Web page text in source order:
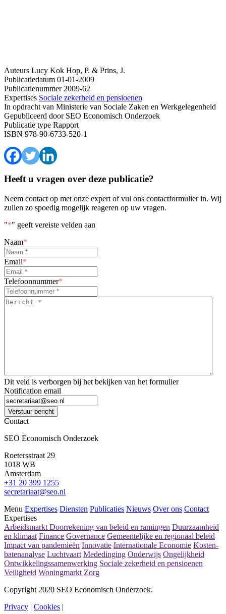
Auteurs Lucy Kok Hop, P. & Prins, J.
Publicatiedatum 01-01-2009
Publicatienummer2009-62
Expertises Sociale zekerheid en pensioenen
In opdracht van Ministerie van Sociale Zaken en Werkgelegenheid
Gepubliceerd doorSEO Economisch Onderzoek
Publicatie type Rapport
ISBN 978-90-6733-520-1
Heeft u vragen over deze publicatie?
Neem contact op met onze expert of vul ons contactformulier in. Wij
zullen zo spoedig mogelijk reageren op uw vragen.
"*" geeft vereiste velden aan
Naam*
Email*
Telefoonnummer*
Bericht
Dit veld is verborgen bij het bekijken van het formulier
Notification email
Verstuur bericht
Contact
SEO Economisch Onderzoek
Roetersstraat 29
1018 WB
Amsterdam
+31 20 399 1255
secretariaat@seo.nl
Menu Expertises Diensten Publicaties Nieuws Over ons Contact
Expertises
Arbeidsmarkt Doorrekening van beleid en ramingen Duurzaamheid
en klimaat Finance Governance Gemeentelijke en regionaal beleid
Impact van pandemieën Innovatie Internationale Economie Kosten-
batenanalyse Luchtvaart Mededinging Onderwijs Ongelijkheid
Ontwikkelingssamenwerking Sociale zekerheid en pensioenen
Veiligheid Woningmarkt Zorg
Copyright 2020 SEO Economisch Onderzoek.
Privacy | Cookies |